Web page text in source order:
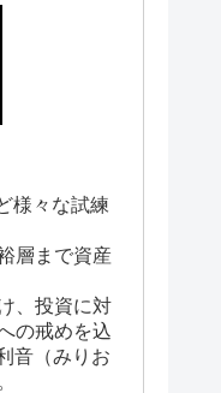
様々な試練
層まで資産
、投資に対
の戒めを込
音（みりお